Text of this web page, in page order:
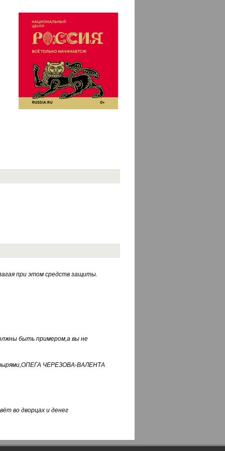
при этом средств защиты.
быть примером,а вы не
ЧЕРЕЗОВА-ВАЛЕНТА
во дворцах и денег